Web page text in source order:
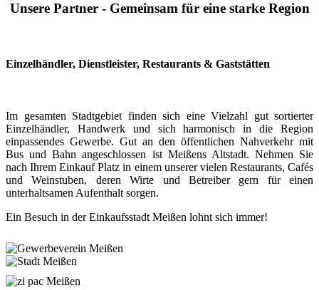
Unsere Partner - Gemeinsam für eine starke Region
Einzelhändler, Dienstleister, Restaurants & Gaststätten
Im gesamten Stadtgebiet finden sich eine Vielzahl gut sortierter
Einzelhändler, Handwerk und sich harmonisch in die Region
einpassendes Gewerbe. Gut an den öffentlichen Nahverkehr mit
Bus und Bahn angeschlossen ist Meißens Altstadt. Nehmen Sie
nach Ihrem Einkauf Platz in einem unserer vielen Restaurants, Cafés
und Weinstuben, deren Wirte und Betreiber gern für einen
unterhaltsamen Aufenthalt sorgen.
Ein Besuch in der Einkaufsstadt Meißen lohnt sich immer!